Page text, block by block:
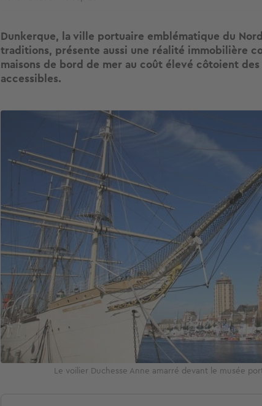
Dunkerque, la ville portuaire emblématique du
traditions, présente aussi une réalité immobilière
maisons de bord de mer au coût élevé côtoient
accessibles.
Image
Le voilier Duchesse Anne amarré devant le musée